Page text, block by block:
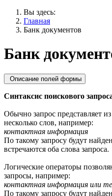
Вы здесь:
Главная
Банк документов
Банк
Описание полей формы
Синтаксис поискового
Обычно запрос представляет
несколько слов, например:
контактная информация
По такому запросу будут
встречаются оба слова запроса.
Логические операторы
запросы, например:
контактная информация или
По такому запросу будут